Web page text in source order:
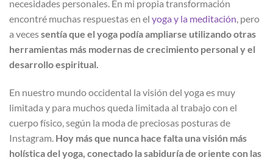
necesidades personales. En mi propia transformación
encontré muchas respuestas en el yoga y la meditación, pero
a vecessentía que el yoga podía ampliarse utilizando otras
herramientas más modernas de crecimiento personal y el
desarrollo espiritual.
En nuestro mundo occidental la visión del yoga es muy
limitada y para muchos queda limitada al trabajo con el
cuerpo físico, según la moda de preciosas posturas de
Instagram. Hoy más que nunca hace falta una visión más
holística del yoga, conectado la sabiduría de oriente con las